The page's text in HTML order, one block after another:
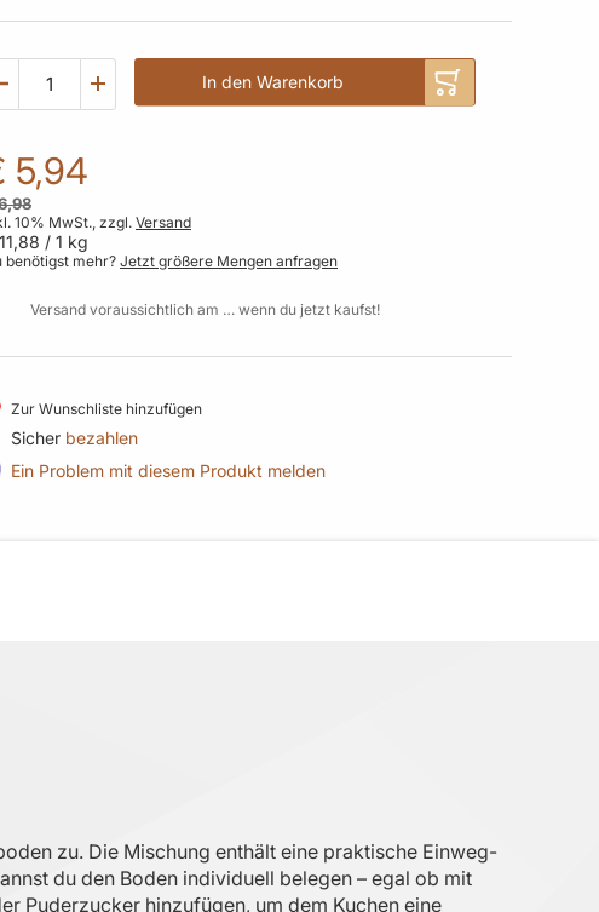
In den Warenkorb
5,94
10% MwSt., zzgl. Versand
/ 1 kg
benötigst mehr? Jetzt größere Mengen anfragen
Versand voraussichtlich am … wenn du jetzt kaufst!
Zur Wunschliste hinzufügen
Sicher bezahlen
Ein Problem mit diesem Produkt melden
zu. Die Mischung enthält eine praktische Einweg-
du den Boden individuell belegen – egal ob mit
Puderzucker hinzufügen, um dem Kuchen eine